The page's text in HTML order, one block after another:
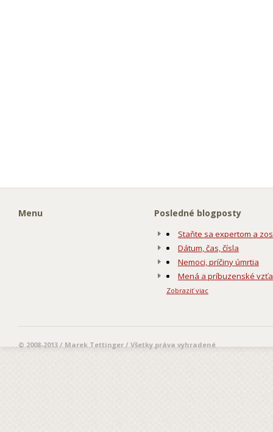
Menu Posledné blogposty
Staňte sa expertom a
Dátum, čas, čísla
Nemoci, príčiny úmrtia
Mená a príbuzenské
Zobraziť viac
© 2008-2013 / Marek Tettinger / Všetky práva vyhradené